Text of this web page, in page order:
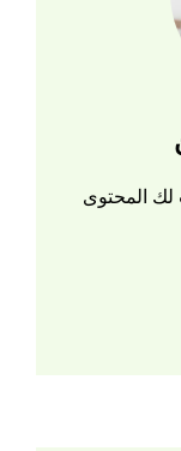
لك المحتوى